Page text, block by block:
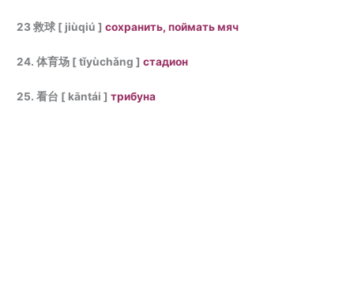
23 救球 [ jiùqiú ]сохранить, поймать мяч
24. 体育场 [ tǐyùchǎng ]стадион
25. 看台 [ kāntái ]трибуна